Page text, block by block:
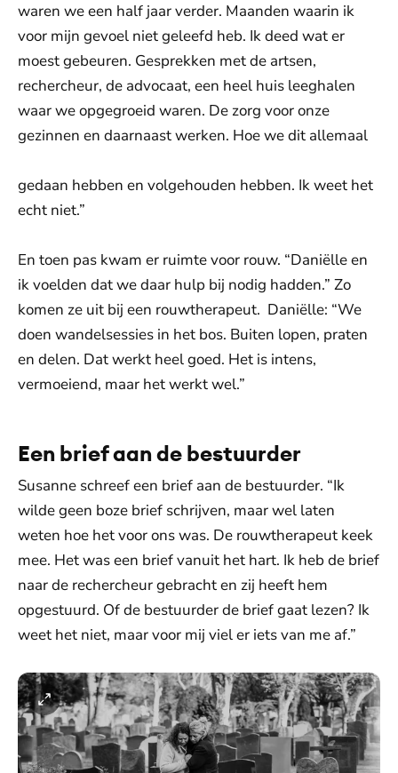
waren we een half jaar verder. Maanden waarin ik
voor mijn gevoel niet geleefd heb. Ik deed wat er
moest gebeuren. Gesprekken met de artsen,
rechercheur, de advocaat, een heel huis leeghalen
waar we opgegroeid waren. De zorg voor onze
gezinnen en daarnaast werken. Hoe we dit allemaal
gedaan hebben en volgehouden hebben. Ik weet het
echt niet.”
En toen pas kwam er ruimte voor rouw. “Daniëlle en
ik voelden dat we daar hulp bij nodig hadden.” Zo
komen ze uit bij een rouwtherapeut. Daniëlle: “We
doen wandelsessies in het bos. Buiten lopen, praten
en delen. Dat werkt heel goed. Het is intens,
vermoeiend, maar het werkt wel.”
Een brief aan de bestuurder
Susanne schreef een brief aan de bestuurder. “Ik
wilde geen boze brief schrijven, maar wel laten
weten hoe het voor ons was. De rouwtherapeut keek
mee. Het was een brief vanuit het hart. Ik heb de brief
naar de rechercheur gebracht en zij heeft hem
opgestuurd. Of de bestuurder de brief gaat lezen? Ik
weet het niet, maar voor mij viel er iets van me af.”